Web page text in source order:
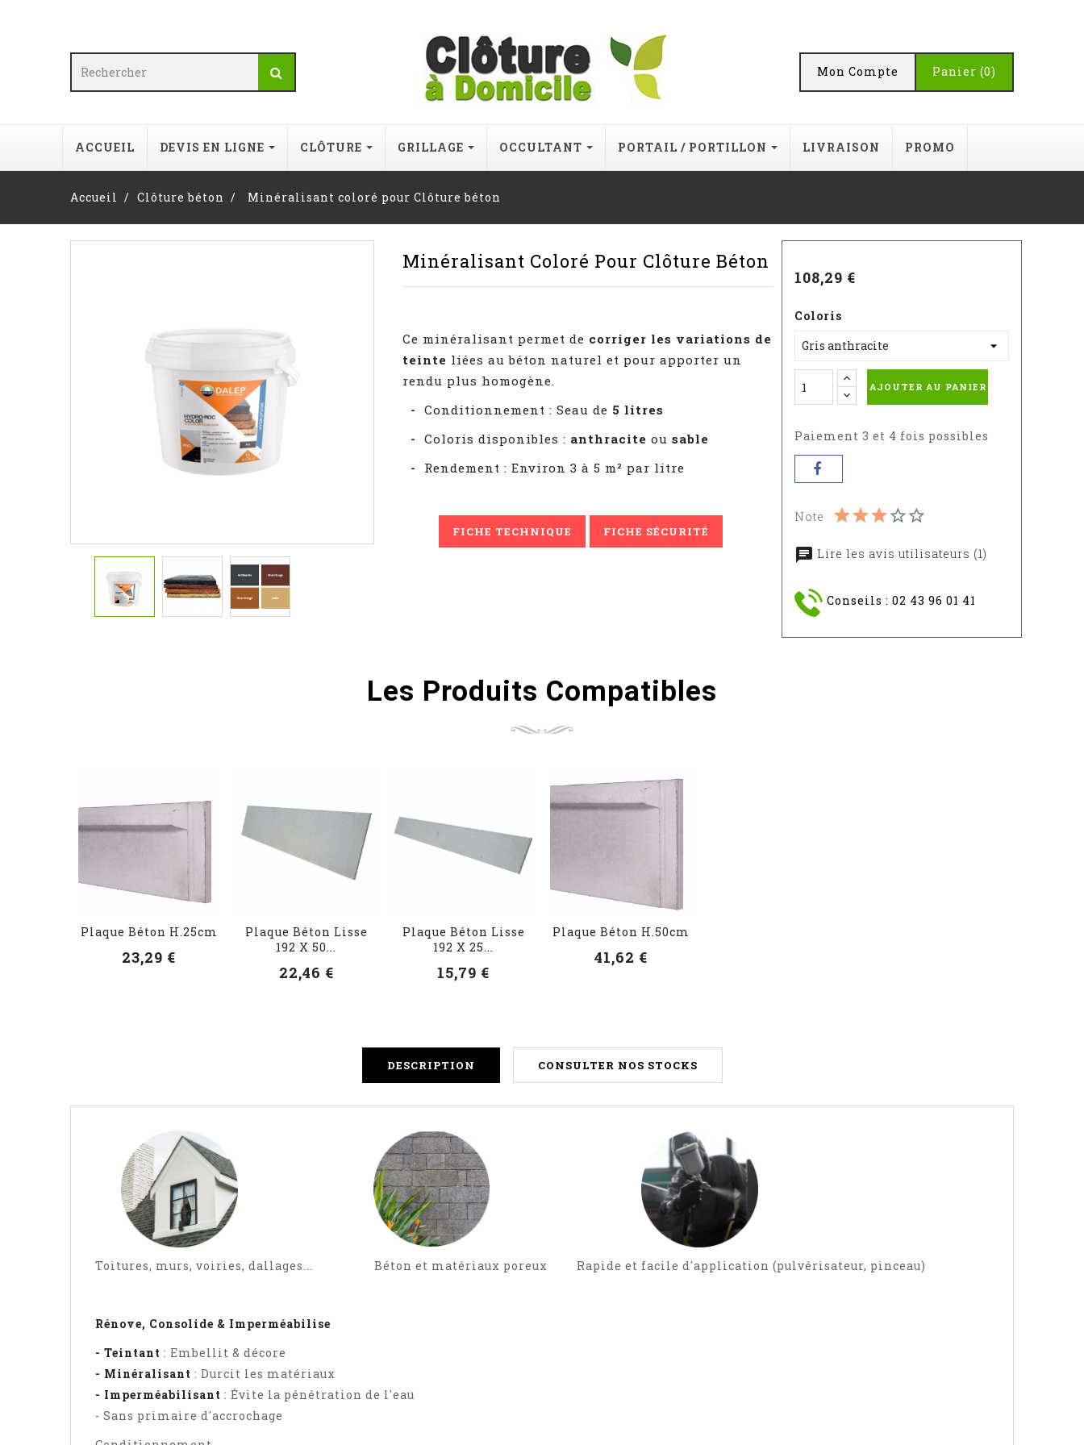
Panier (0)
Mon Compte
ACCUEIL DEVIS EN LIGNE CLÔTURE GRILLAGE OCCULTANT PORTAIL / PORTILLON LIVRAISON PROMO
Accueil Clôture béton Minéralisant coloré pour Clôture béton
Minéralisant Coloré Pour Clôture Béton
Ce minéralisant permet de corriger les variations de
teinte liées au béton naturel et pour apporter un
rendu plus homogène.
- Conditionnement : Seau de 5 litres
- Coloris disponibles : anthracite ou sable
- Rendement : Environ 3 à 5 m² par litre
FICHE TECHNIQUE FICHE SÉCURITÉ
108,29 €
Coloris
AJOUTER AU PANIER
Paiement 3 et 4 fois possibles
Note
Lire les avis utilisateurs (1)
Conseils : 02 43 96 01 41
Les Produits Compatibles
Plaque Béton H.25cm
23,29 €
Plaque Béton Lisse
192 X 50...
22,46 €
Plaque Béton Lisse
192 X 25...
15,79 €
Plaque Béton H.50cm
41,62 €
DESCRIPTION CONSULTER NOS STOCKS
Toitures, murs, voiries, dallages... Béton et matériaux poreux Rapide et facile d'application (pulvérisateur, pinceau)
Rénove, Consolide & Imperméabilise
- Teintant : Embellit & décore
- Minéralisant : Durcit les matériaux
- Imperméabilisant : Évite la pénétration de l'eau
- Sans primaire d'accrochage